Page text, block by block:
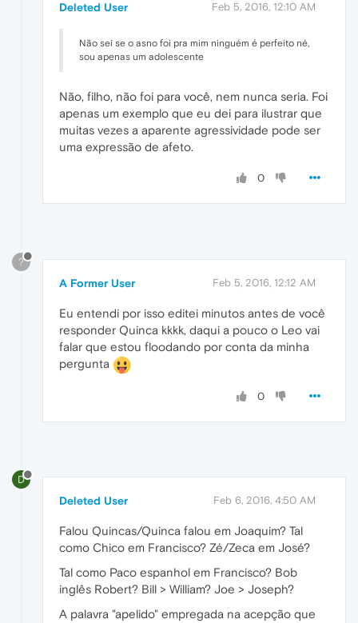
Deleted User Feb 5, 2016, 12:10 AM
Não sei se o asno foi pra mim ninguém é perfeito né,
sou apenas um adolescente
Não, filho, não foi para você, nem nunca seria. Foi
apenas um exemplo que eu dei para ilustrar que
muitas vezes a aparente agressividade pode ser
uma expressão de afeto.
0
?
A Former User Feb 5, 2016, 12:12 AM
Eu entendi por isso editei minutos antes de você
responder Quinca kkkk, daqui a pouco o Leo vai
falar que estou floodando por conta da minha
pergunta
0
D
Deleted User Feb 6, 2016, 4:50 AM
Falou Quincas/Quinca falou em Joaquim? Tal
como Chico em Francisco? Zé/Zeca em José?
Tal como Paco espanhol em Francisco? Bob
inglês Robert? Bill > William? Joe > Joseph?
A palavra "apelido" empregada na acepção que